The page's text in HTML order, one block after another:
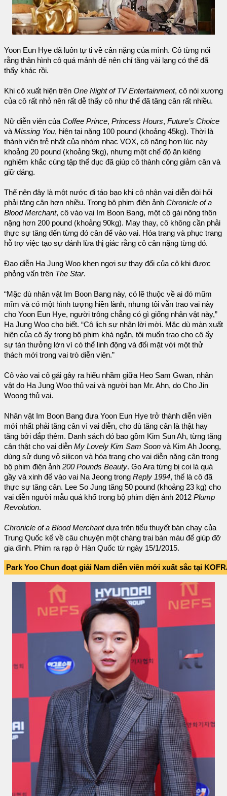
Yoon Eun Hye đã luôn tự ti về cân nặng của mình. Cô từng nói
rằng thân hình cô quá mảnh dẻ nên chỉ tăng vài lạng có thể đã
thấy khác rồi.
Khi cô xuất hiện trên One Night of TV Entertainment, cô nói xương
của cô rất nhỏ nên rất dễ thấy cô như thể đã tăng cân rất nhiều.
Nữ diễn viên của Coffee Prince, Princess Hours, Future’s Choice
và Missing You, hiện tại nặng 100 pound (khoảng 45kg). Thời là
thành viên trẻ nhất của nhóm nhạc VOX, cô nặng hơn lúc này
khoảng 20 pound (khoảng 9kg), nhưng một chế độ ăn kiêng
nghiêm khắc cùng tập thể dục đã giúp cô thành công giảm cân và
giữ dáng.
Thế nên đây là một nước đi táo bạo khi cô nhận vai diễn đòi hỏi
phải tăng cân hơn nhiều. Trong bộ phim điện ảnh Chronicle of a
Blood Merchant, cô vào vai Im Boon Bang, một cô gái nông thôn
nặng hơn 200 pound (khoảng 90kg). May thay, cô không cần phải
thực sự tăng đến từng đó cân để vào vai. Hóa trang và phục trang
hỗ trợ việc tạo sự đánh lừa thị giác rằng cô cân nặng từng đó.
Đạo diễn Ha Jung Woo khen ngợi sự thay đổi của cô khi được
phỏng vấn trên The Star.
“Mặc dù nhân vật Im Boon Bang này, có lẽ thuộc về ai đó mũm
mĩm và có một hình tượng hiền lành, nhưng tôi vẫn trao vai này
cho Yoon Eun Hye, người trông chẳng có gì giống nhân vật này,”
Ha Jung Woo cho biết. “Cô lịch sự nhận lời mời. Mặc dù màn xuất
hiện của cô ấy trong bộ phim khá ngắn, tôi muốn trao cho cô ấy
sự tán thưởng lớn vì có thể linh động và đối mặt với một thử
thách mới trong vai trò diễn viên.”
Cô vào vai cô gái gây ra hiểu nhầm giữa Heo Sam Gwan, nhân
vật do Ha Jung Woo thủ vai và người bạn Mr. Ahn, do Cho Jin
Woong thủ vai.
Nhân vật Im Boon Bang đưa Yoon Eun Hye trở thành diễn viên
mới nhất phải tăng cân vì vai diễn, cho dù tăng cân là thật hay
tăng bởi đắp thêm. Danh sách đó bao gồm Kim Sun Ah, từng tăng
cân thật cho vai diễn My Lovely Kim Sam Soon và Kim Ah Joong,
dùng sử dụng vỏ silicon và hóa trang cho vai diễn nặng cân trong
bộ phim điện ảnh 200 Pounds Beauty. Go Ara từng bị coi là quá
gầy và xinh để vào vai Na Jeong trong Reply 1994, thế là cô đã
thực sự tăng cân. Lee So Jung tăng 50 pound (khoảng 23 kg) cho
vai diễn người mẫu quá khổ trong bộ phim điện ảnh 2012 Plump
Revolution.
Chronicle of a Blood Merchantdựa trên tiểu thuyết bán chạy của
Trung Quốc kể về câu chuyện một chàng trai bán máu để giúp đỡ
gia đình. Phim ra rạp ở Hàn Quốc từ ngày 15/1/2015.
Park Yoo Chun đoạt giải Nam diễn viên mới xuất sắc tại